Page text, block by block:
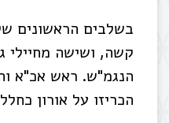
בשלבים הראשונים
קשה, ושישה מחיילי
הנגמ"ש. ראש אכ"א
הכריזו על אורון